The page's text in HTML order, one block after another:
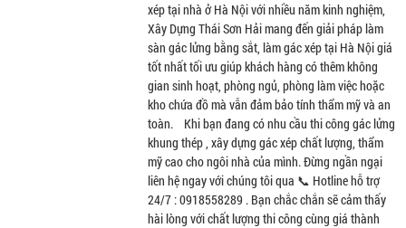
xép tại nhà ở Hà Nội với nhiều năm kinh nghiệm,
Xây Dựng Thái Sơn Hải mang đến giải pháp làm
sàn gác lửng bằng sắt, làm gác xép tại Hà Nội giá
tốt nhất tối ưu giúp khách hàng có thêm không
gian sinh hoạt, phòng ngủ, phòng làm việc hoặc
kho chứa đồ mà vẫn đảm bảo tính thẩm mỹ và an
toàn. Khi bạn đang có nhu cầu thi công gác lửng
khung thép , xây dựng gác xép chất lượng, thẩm
mỹ cao cho ngôi nhà của mình. Đừng ngần ngại
liên hệ ngay với chúng tôi qua 📞 Hotline hỗ trợ
24/7 : 0918558289 . Bạn chắc chắn sẽ cảm thấy
hài lòng với chất lượng thi công cùng giá thành